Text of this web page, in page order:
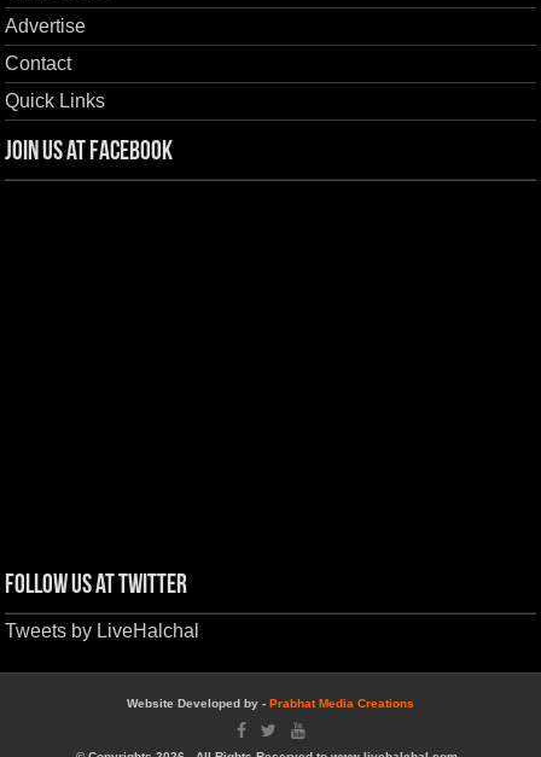
Advertise
Contact
Quick Links
Join us at Facebook
Follow us at Twitter
Tweets by LiveHalchal
Website Developed by - Prabhat Media Creations